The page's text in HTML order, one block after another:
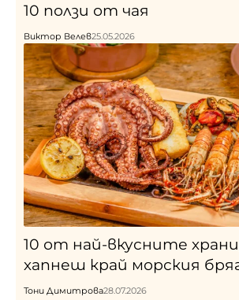
10 ползи от чая
Виктор Велев25.05.2026
10 от най-вкусните
хапнеш край морския
Тони Димитрова28.07.2026